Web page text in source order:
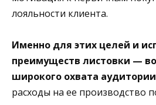
лояльности клиента.
Именно для этих целей и
преимуществ листовки —
широкого охвата аудитории
расходы на ее производство